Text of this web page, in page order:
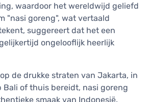
waardoor het wereldwijd geliefd
"nasi goreng", wat vertaald
suggereert dat het een
ongelooflijk heerlijk
de drukke straten van Jakarta, in
Bali of thuis bereidt, nasi goreng
smaak van Indonesië.